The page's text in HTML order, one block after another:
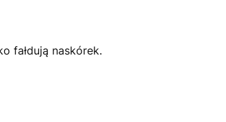
fałdują naskórek.